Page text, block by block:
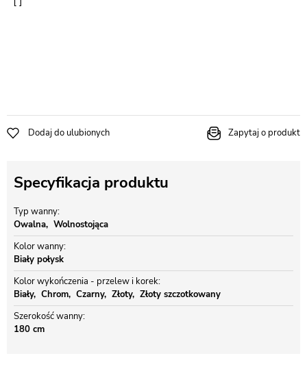
Dodaj do ulubionych Zapytaj o produkt
Specyfikacja produktu
Typ wanny
Owalna
Wolnostojąca
Kolor wanny
Biały połysk
Kolor wykończenia - przelew i korek
Biały
Chrom Czarny Złoty
Złoty szczotkowany
Szerokość wanny
180 cm